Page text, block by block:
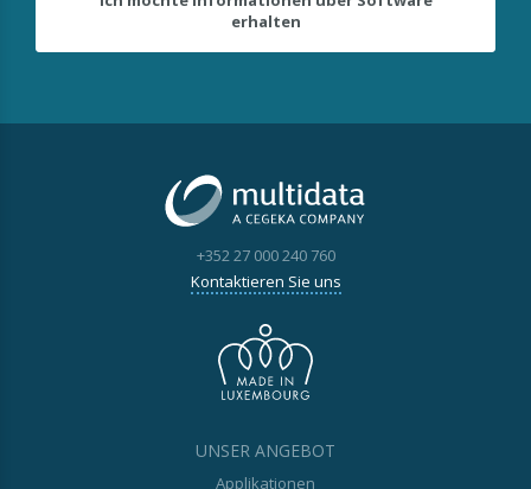
erhalten
+352 27 000 240 760
Kontaktieren Sie uns
UNSER ANGEBOT
Applikationen